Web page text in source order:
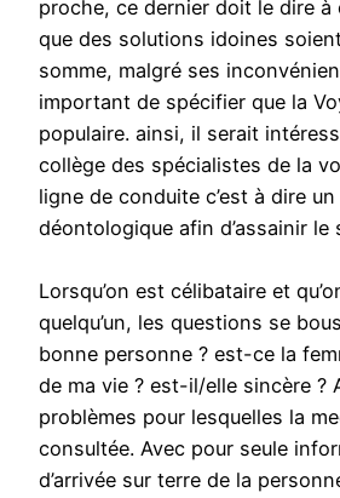
proche, ce dernier doit le dire
que des solutions idoines
somme, malgré ses
important de spécifier que la
populaire. ainsi, il serait
collège des spécialistes de la
ligne de conduite c’est à dire
déontologique afin d’assainir le
Lorsqu’on est célibataire et
quelqu’un, les questions se
bonne personne ? est-ce la
de ma vie ? est-il/elle sincère ?
problèmes pour lesquelles la
consultée. Avec pour seule
d’arrivée sur terre de la